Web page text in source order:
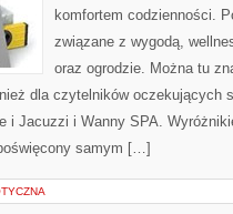
komfortem codzienności.
związane z wygodą,
oraz ogrodzie. Można tu
dla czytelników oczekujących
i Jacuzzi i Wanny SPA.
samym […]